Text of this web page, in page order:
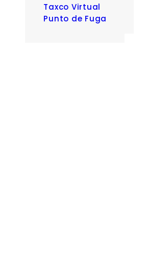
Taxco Virtual
Punto de Fuga